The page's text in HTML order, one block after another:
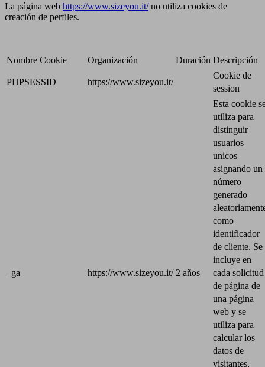
La página web https://www.sizeyou.it/no utiliza cookies de
creación de perfiles.
Nombre Cookie Organización Duración Descripción
PHPSESSID https://www.sizeyou.it/
Cookie de
session
_ga https://www.sizeyou.it/ 2 años
Esta cookie
utiliza para
distinguir
usuarios
unicos
asignando un
número
generado
como
identificador
de cliente. Se
incluye en
cada solicitud
de página de
una página
web y se
utiliza para
calcular los
datos de
visitantes,